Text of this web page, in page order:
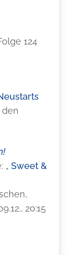
124
den
„Sweet &
20:15